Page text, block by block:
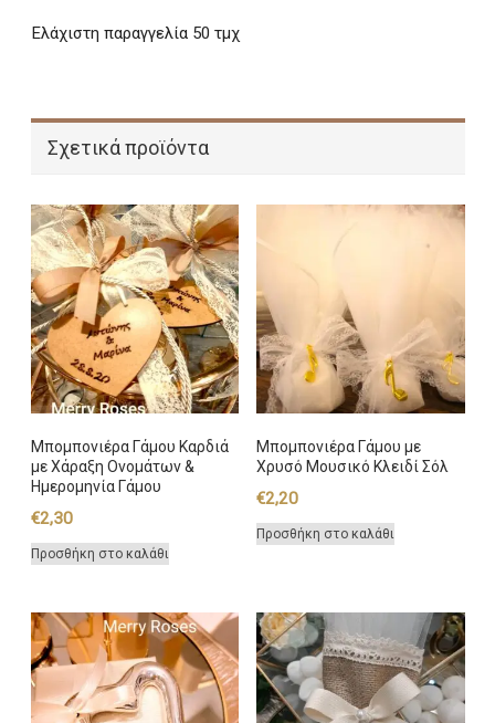
Ελάχιστη παραγγελία 50 τμχ
Σχετικά προϊόντα
Μπομπονιέρα Γάμου Καρδιά
με Χάραξη Ονομάτων &
Ημερομηνία Γάμου
€2,30
Προσθήκη στο καλάθι
Μπομπονιέρα Γάμου με
Χρυσό Μουσικό Κλειδί Σόλ
€2,20
Προσθήκη στο καλάθι